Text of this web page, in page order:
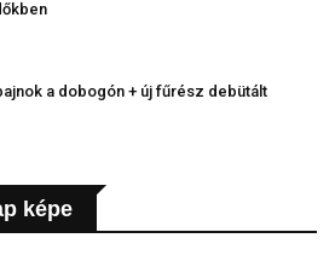
a dobogón + új fűrész debütált
képe